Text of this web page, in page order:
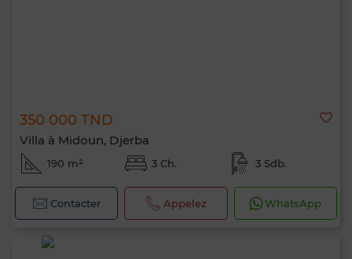
350 000 TND
Villa à Midoun, Djerba
190 m² 3 Ch. 3 Sdb.
Contacter Appelez WhatsApp